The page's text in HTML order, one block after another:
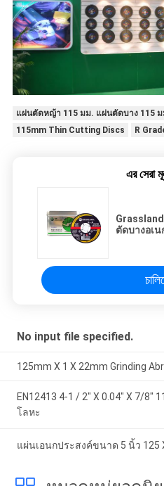
แผ่นตัดหญ้า 115 มม. แผ่นตัดบาง 115 ม
115mm Thin Cutting Discs
R
এর সেরা
ตัดบางอเ
No input file specified.
125mm X 1 X 22mm Grinding
EN12413 4-1 / 2" X 0.04" X 7/8"
โลหะ
แผ่นเอนกประสงค์ขนาด 5 นิ้ว 125